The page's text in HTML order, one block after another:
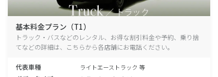
基本料金プラン（T1）
トラック・バスなどのレンタル、お得な割引料金や予約、乗り捨
てなどの詳細は、こちらから各店舗にお電話ください。
代表車種 ライトエーストラック 等